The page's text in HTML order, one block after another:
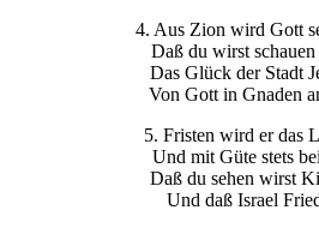
4. Aus Zion wird Gott
Daß du wirst
Das Glück der Stadt
Von Gott in Gnaden
5. Fristen wird er das
Und mit Güte stets
Daß du sehen wirst
Und daß Israel